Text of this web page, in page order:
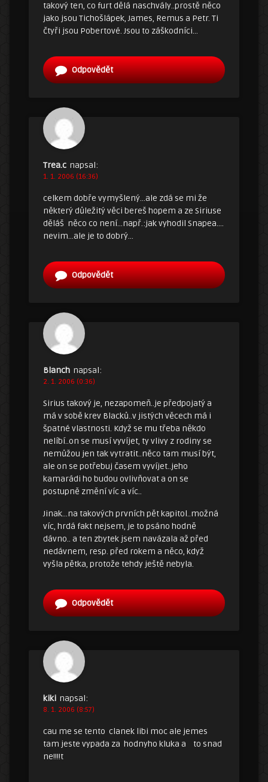
takový ten, co furt dělá naschvály..prostě něco
jako jsou Tichošlápek, James, Remus a Petr. Ti
čtyři jsou Pobertové. Jsou to záškodníci…
Odpovědět
Trea.c napsal:
1. 1. 2006 (16:36)
celkem dobře vymyšlený…ale zdá se mi že
některý důležitý věci bereš hopem a ze Siriuse
děláš něco co není…např.:jak vyhodil Snapea….
nevim…ale je to dobrý…
Odpovědět
Blanch napsal:
2. 1. 2006 (0:36)
Sirius takový je, nezapomeň..je předpojatý a
má v sobě krev Blacků..v jistých věcech má i
špatné vlastnosti. Když se mu třeba někdo
nelíbí..on se musí vyvíjet, ty vlivy z rodiny se
nemůžou jen tak vytratit..něco tam musí být,
ale on se potřebuj časem vyvíjet..jeho
kamarádi ho budou ovlivňovat a on se
postupně změní víc a víc..
Jinak…na takových prvních pět kapitol..možná
víc, hrdá fakt nejsem, je to psáno hodně
dávno.. a ten zbytek jsem navázala až před
nedávnem, resp. před rokem a něco, když
vyšla pětka, protože tehdy ještě nebyla.
Odpovědět
kiki napsal:
8. 1. 2006 (8:57)
cau me se tento clanek libi moc ale jemes
tam jeste vypada za hodnyho kluka a to snad
ne!!!!t